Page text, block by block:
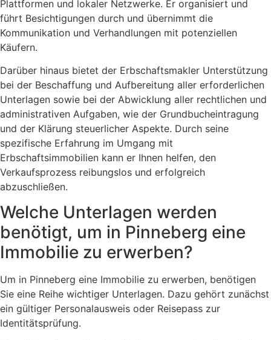
Plattformen und lokaler Netzwerke. Er organisiert und
führt Besichtigungen durch und übernimmt die
Kommunikation und Verhandlungen mit potenziellen
Käufern.
Darüber hinaus bietet der Erbschaftsmakler Unterstützung
bei der Beschaffung und Aufbereitung aller erforderlichen
Unterlagen sowie bei der Abwicklung aller rechtlichen und
administrativen Aufgaben, wie der Grundbucheintragung
und der Klärung steuerlicher Aspekte. Durch seine
spezifische Erfahrung im Umgang mit
Erbschaftsimmobilien kann er Ihnen helfen, den
Verkaufsprozess reibungslos und erfolgreich
abzuschließen.
Welche Unterlagen werden
benötigt, um in Pinneberg eine
Immobilie zu erwerben?
Um in Pinneberg eine Immobilie zu erwerben, benötigen
Sie eine Reihe wichtiger Unterlagen. Dazu gehört zunächst
ein gültiger Personalausweis oder Reisepass zur
Identitätsprüfung.